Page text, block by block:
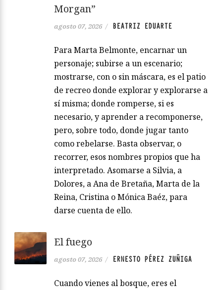
Morgan”
agosto 07, 2026 / BEATRIZ EDUARTE
Para Marta Belmonte, encarnar un
personaje; subirse a un escenario;
mostrarse, con o sin máscara, es el patio
de recreo donde explorar y explorarse a
sí misma; donde romperse, si es
necesario, y aprender a recomponerse,
pero, sobre todo, donde jugar tanto
como rebelarse. Basta observar, o
recorrer, esos nombres propios que ha
interpretado. Asomarse a Silvia, a
Dolores, a Ana de Bretaña, Marta de la
Reina, Cristina o Mónica Baéz, para
darse cuenta de ello.
El fuego
agosto 07, 2026 / ERNESTO PÉREZ ZUÑIGA
Cuando vienes al bosque, eres el